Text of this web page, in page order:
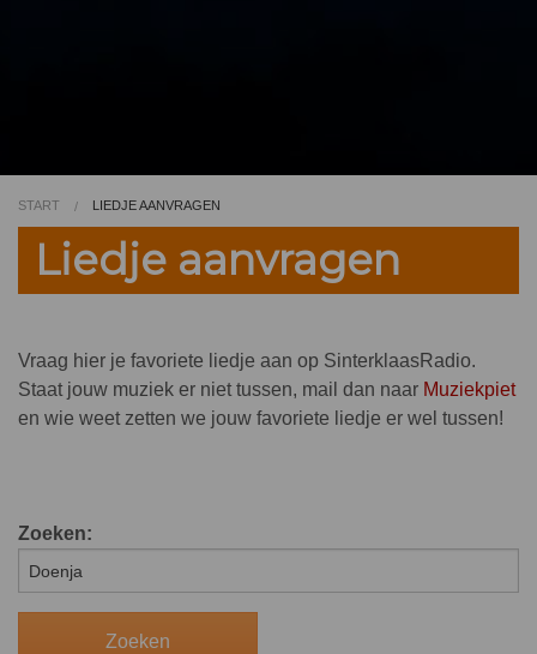
START LIEDJE AANVRAGEN
Liedje aanvragen
Vraag hier je favoriete liedje aan op SinterklaasRadio.
Staat jouw muziek er niet tussen, mail dan naar Muziekpiet
en wie weet zetten we jouw favoriete liedje er wel tussen!
Zoeken: